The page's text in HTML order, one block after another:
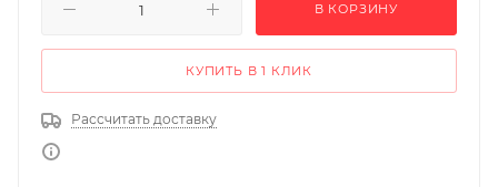
В КОРЗИНУ
КУПИТЬ В 1 КЛИК
Рассчитать доставку